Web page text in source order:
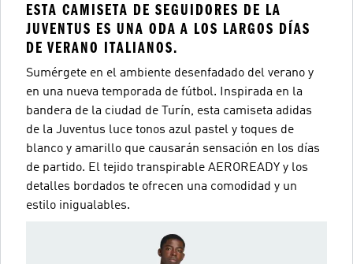
ESTA CAMISETA DE SEGUIDORES DE LA
JUVENTUS ES UNA ODA A LOS LARGOS DÍAS
DE VERANO ITALIANOS.
Sumérgete en el ambiente desenfadado del verano y
en una nueva temporada de fútbol. Inspirada en la
bandera de la ciudad de Turín, esta camiseta adidas
de la Juventus luce tonos azul pastel y toques de
blanco y amarillo que causarán sensación en los días
de partido. El tejido transpirable AEROREADY y los
detalles bordados te ofrecen una comodidad y un
estilo inigualables.